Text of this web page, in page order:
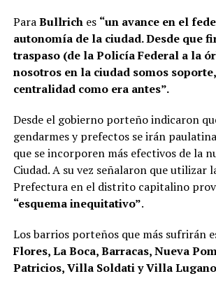
ParaBullriches “un avance en el
autonomía de la ciudad. Desde que
traspaso (de la Policía Federal a la
nosotros en la ciudad somos
centralidad como era antes”.
Desde el gobierno porteño indicaron
gendarmes y prefectos se irán
que se incorporen más efectivos de la
Ciudad. A su vez señalaron que utilizar
Prefectura en el distrito capitalino
“esquema inequitativo”.
Los barrios porteños que más sufrirán
Flores, La Boca, Barracas, Nueva
Patricios, Villa Soldati y Villa Lugano